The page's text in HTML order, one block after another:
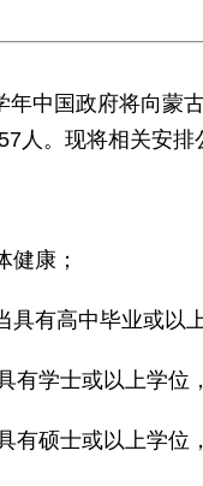
年中国政府将向蒙
人。现将相关安排
健康；
具有高中毕业或
有学士或以上学
有硕士或以上学